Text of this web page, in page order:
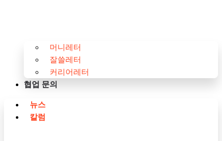
머니레터
잘쓸레터
커리어레터
협업 문의
뉴스
칼럼